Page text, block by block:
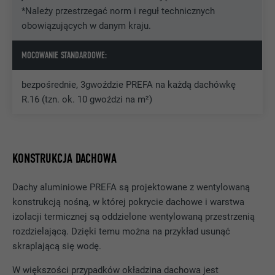
*Należy przestrzegać norm i reguł technicznych
obowiązujących w danym kraju.
MOCOWANIE STANDARDOWE:
bezpośrednie, 3gwoździe PREFA na każdą dachówkę
R.16 (tzn. ok. 10 gwoździ na m²)
KONSTRUKCJA DACHOWA
Dachy aluminiowe PREFA są projektowane z wentylowaną
konstrukcją nośną, w której pokrycie dachowe i warstwa
izolacji termicznej są oddzielone wentylowaną przestrzenią
rozdzielającą. Dzięki temu można na przykład usunąć
skraplającą się wodę.
W większości przypadków okładzina dachowa jest
CEL
rozszerzenia Opt-In pliku cookie. Musi
zostać zapisany, aby narzędzie wiedziało,
jakie grupy plików cookie użytkownik
zaakceptował.
DOSTAWCA Google Analytics
PROCEDURA 1 dzień
CEL
Stosowany przez Google Analytics do
ograniczania liczby żądań.
DOSTAWCA Google Universal Analytics
PROCEDURA 1 dzień
Rejestruje jednoznaczny identyfikator,
stosowany do generowania danych do
ponownego korzystania z witryny przez
NAZWA NID
DOSTAWCA Google
PROCEDURA 6 miesięcy
Ten plik cookie zawiera jednoznaczny
identyfikator, z wykorzystaniem którego
wyników wyszukiwania na stronę (np. 10
NAZWA lang
DOSTAWCA ads.linkedin.com